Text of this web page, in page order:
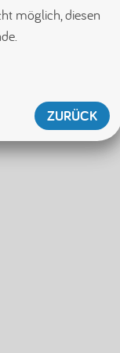
möglich, diesen
ZURÜCK